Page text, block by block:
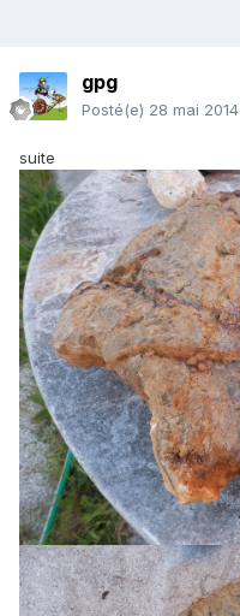
gpg
Posté(e) 28 mai 2014
suite